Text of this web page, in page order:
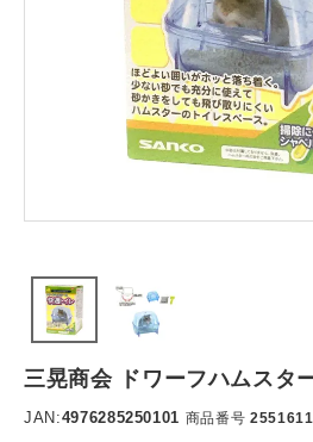
三晃商会 ドワーフハムスタ
JAN:4976285250101 商品番号 2551611